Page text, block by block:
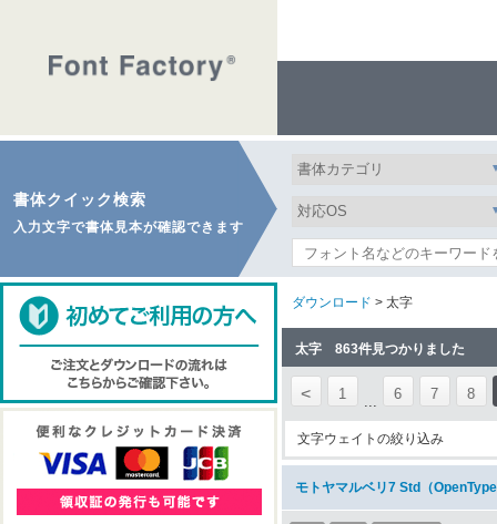
書体クイック検索
入力文字で書体見本が確認できます
ダウンロード > 太字
太字 863件見つかりました
< 1 ... 6 7 8
文字ウェイトの絞り込み
モトヤマルベリ7 Std（